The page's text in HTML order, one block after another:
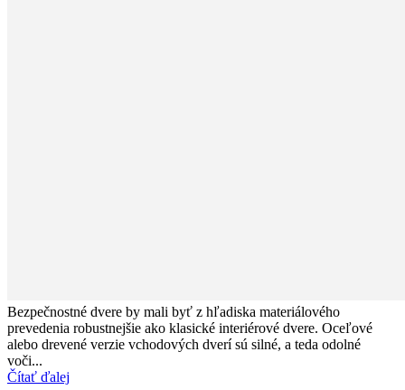
Bezpečnostné dvere by mali byť z hľadiska materiálového
prevedenia robustnejšie ako klasické interiérové dvere. Oceľové
alebo drevené verzie vchodových dverí sú silné, a teda odolné
voči...
Čítať ďalej